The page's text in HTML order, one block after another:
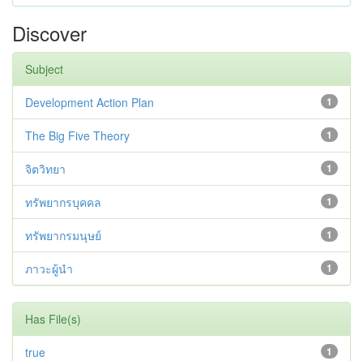
Discover
Subject
1
Development Action Plan
1
The Big Five Theory
1
จิตวิทยา
1
ทรัพยากรบุคคล
1
ทรัพยากรมนุษย์
1
ภาวะผู้นำ
Has File(s)
1
true